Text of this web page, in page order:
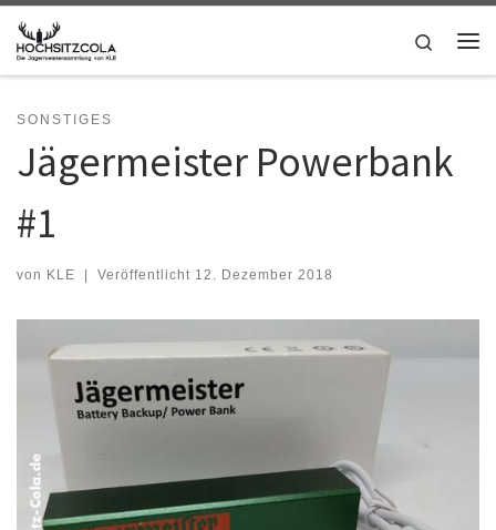
Zum Inhalt springen
Search
SONSTIGES
Jägermeister Powerbank
#1
von KLE Veröffentlicht 12. Dezember 2018